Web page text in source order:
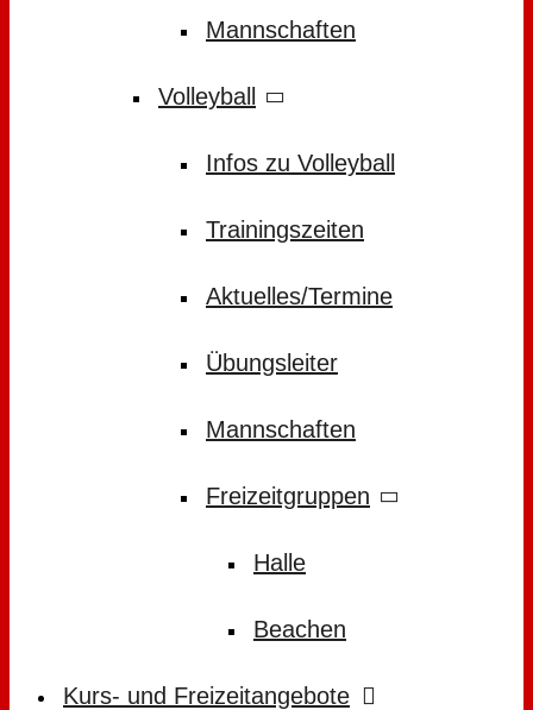
Mannschaften
Volleyball
Infos zu Volleyball
Trainingszeiten
Aktuelles/Termine
Übungsleiter
Mannschaften
Freizeitgruppen
Halle
Beachen
Kurs- und Freizeitangebote